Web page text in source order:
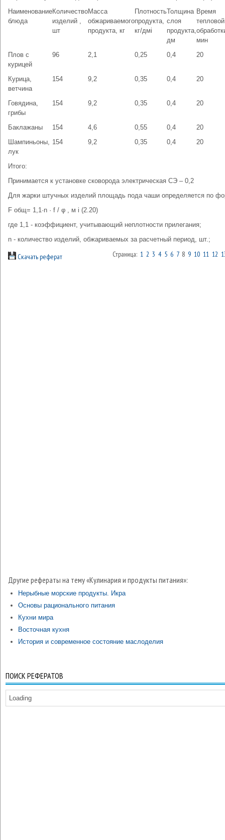
Наименование
блюда
Количество
изделий ,
шт
Масса
обжариваемого
продукта, кг
Плотность
продукта,
кг/дмі
Толщина
слоя
продукта,
дм
Время
тепловой
мин
Плов с
курицей
96 2,1 0,25 0,4 20
Курица,
ветчина
154 9,2 0,35 0,4 20
Говядина,
грибы
154 9,2 0,35 0,4 20
Баклажаны 154 4,6 0,55 0,4
20
Шампиньоны,
лук
154 9,2 0,35 0,4 20
Итого:
Принимается к установке сковорода электрическая СЭ – 0,2
Для жарки штучных изделий площадь пода чаши определяется по
F общ= 1,1·n · f / φ , м і (2.20)
где 1,1 - коэффициент, учитывающий неплотности прилегания;
n - количество изделий, обжариваемых за расчетный период, шт.;
Скачать реферат Страница: 1 2 3 4 5 6 78 9 10 11 12
Другие рефераты на тему «Кулинария и продукты питания»:
Нерыбные морские продукты. Икра
Основы рационального питания
Кухни мира
Восточная кухня
История и современное состояние маслоделия
ПОИСК РЕФЕРАТОВ
Loading